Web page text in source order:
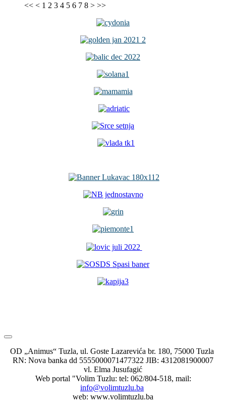
<< < 1 2 3 4 5 6 7 8 > >>
OD „Animus“ Tuzla, ul. Goste Lazarevića br. 180, 75000 Tuzla
RN: Nova banka dd 5555000071477322 JIB: 4312081900007
vl. Elma Jusufagić
Web portal "Volim Tuzlu: tel: 062/804-518, mail:
info@volimtuzlu.ba
web: www.volimtuzlu.ba